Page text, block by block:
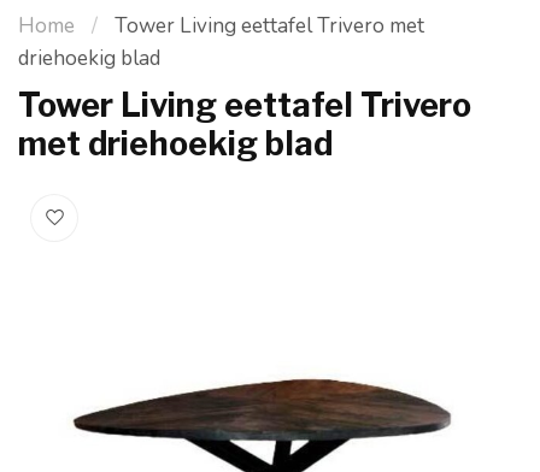
Home /
Tower Living eettafel Trivero met
driehoekig blad
Tower Living eettafel Trivero
met driehoekig blad